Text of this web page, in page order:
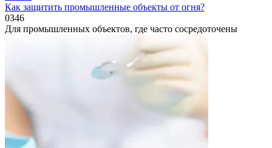
Как защитить промышленные объекты от огня?
0346
Для промышленных объектов, где часто сосредоточены